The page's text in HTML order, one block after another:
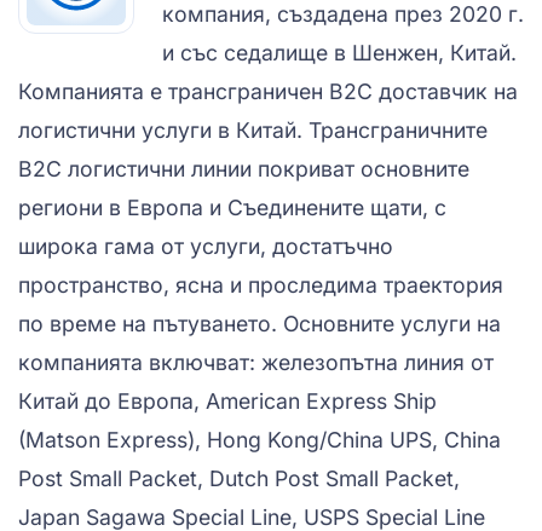
компания, създадена през 2020 г.
и със седалище в Шенжен, Китай.
Компанията е трансграничен B2C доставчик на
логистични услуги в Китай. Трансграничните
B2C логистични линии покриват основните
региони в Европа и Съединените щати, с
широка гама от услуги, достатъчно
пространство, ясна и проследима траектория
по време на пътуването. Основните услуги на
компанията включват: железопътна линия от
Китай до Европа, American Express Ship
(Matson Express), Hong Kong/China UPS, China
Post Small Packet, Dutch Post Small Packet,
Japan Sagawa Special Line, USPS Special Line